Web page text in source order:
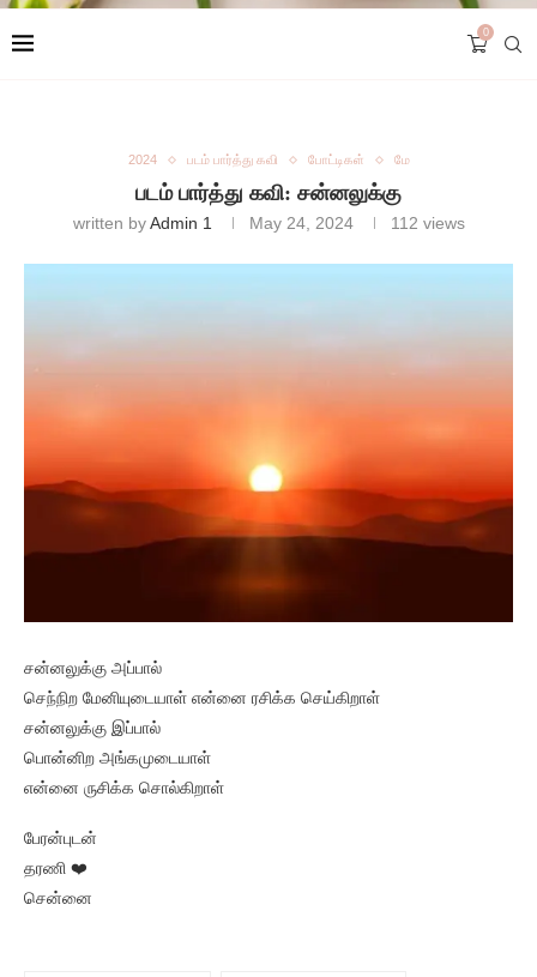
0
2024 படம் பார்த்து கவி போட்டிகள் மே
படம் பார்த்து கவி: சன்னலுக்கு
written byAdmin 1 May 24, 2024 112 views
சன்னலுக்கு அப்பால்
செந்நிற மேனியுடையாள் என்னை ரசிக்க செய்கிறாள்
சன்னலுக்கு இப்பால்
பொன்னிற அங்கமுடையாள்
என்னை ருசிக்க சொல்கிறாள்
பேரன்புடன்
தரணி ❤️
சென்னை